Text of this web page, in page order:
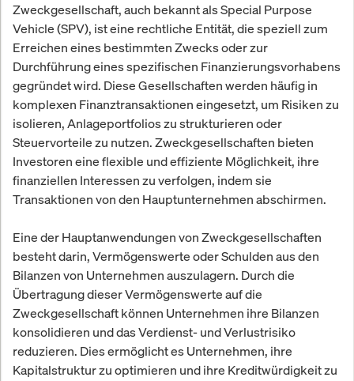
Zweckgesellschaft, auch bekannt als Special Purpose
Vehicle (SPV), ist eine rechtliche Entität, die speziell zum
Erreichen eines bestimmten Zwecks oder zur
Durchführung eines spezifischen Finanzierungsvorhabens
gegründet wird. Diese Gesellschaften werden häufig in
komplexen Finanztransaktionen eingesetzt, um Risiken zu
isolieren, Anlageportfolios zu strukturieren oder
Steuervorteile zu nutzen. Zweckgesellschaften bieten
Investoren eine flexible und effiziente Möglichkeit, ihre
finanziellen Interessen zu verfolgen, indem sie
Transaktionen von den Hauptunternehmen abschirmen.
Eine der Hauptanwendungen von Zweckgesellschaften
besteht darin, Vermögenswerte oder Schulden aus den
Bilanzen von Unternehmen auszulagern. Durch die
Übertragung dieser Vermögenswerte auf die
Zweckgesellschaft können Unternehmen ihre Bilanzen
konsolidieren und das Verdienst- und Verlustrisiko
reduzieren. Dies ermöglicht es Unternehmen, ihre
Kapitalstruktur zu optimieren und ihre Kreditwürdigkeit zu